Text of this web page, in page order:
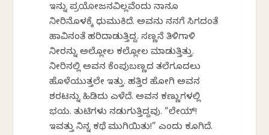
ಇನ್ನು ಪ್ರಯೋಜನವಿಲ್ಲವೆಂದು ನಾನೂ
ನೀರಿನೊಳಕ್ಕೆ ಧುಮುಕಿದೆ. ಅವನು ನನಗೆ ಸಿಗದಂತೆ
ಹಾವಿನಂತೆ ಹರಿದಾಡುತ್ತಿದ್ದ. ಸಣ್ಣನೆ ತಿಳಿಗಾಳಿ
ನೀರನ್ನು ಅಲ್ಲೋಲ ಕಲ್ಲೋಲ ಮಾಡುತ್ತಿತ್ತು.
ನೀರಿನಲ್ಲಿ ಅವನ ಕೆಂಪುಬಣ್ಣದ ತಲೆಗೂದಲು
ಹೊಳೆಯುತ್ತಲೇ ಇತ್ತು. ಹತ್ತಿರ ಹೋಗಿ ಅವನ
ಶರಟನ್ನು ಹಿಡಿದು ಎಳೆದೆ. ಅವನ ಕಣ್ಣುಗಳಲ್ಲಿ
ಭಯ. ತುಟಿಗಳು ನಡುಗುತ್ತಿದ್ದವು. “ಲೇಯ್!
ಇವತ್ತು ನಿನ್ನ ಕಥೆ ಮುಗಿಯಿತು!” ಎಂದು ಕೂಗಿದೆ.